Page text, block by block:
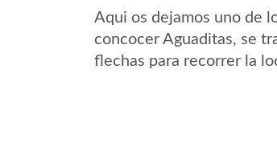
Aqui os dejamos uno de
concocer Aguaditas, se
flechas para recorrer la